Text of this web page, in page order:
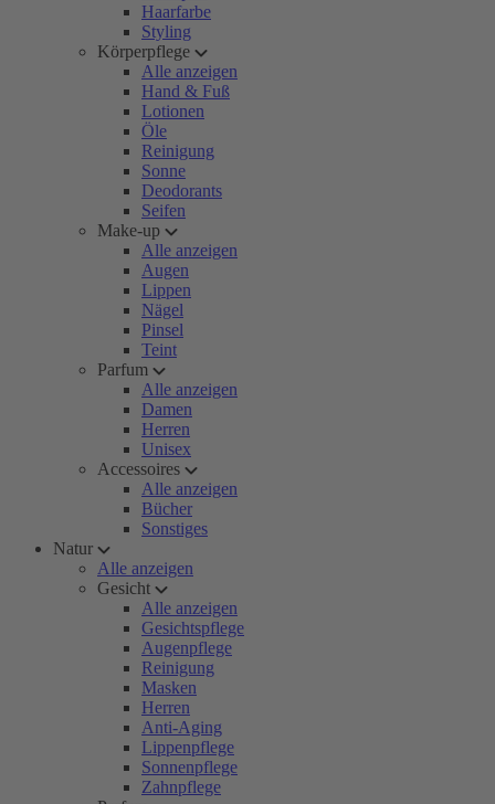
Haarfarbe
Styling
Körperpflege
Alle anzeigen
Hand & Fuß
Lotionen
Öle
Reinigung
Sonne
Deodorants
Seifen
Make-up
Alle anzeigen
Augen
Lippen
Nägel
Pinsel
Teint
Parfum
Alle anzeigen
Damen
Herren
Unisex
Accessoires
Alle anzeigen
Bücher
Sonstiges
Natur
Alle anzeigen
Gesicht
Alle anzeigen
Gesichtspflege
Augenpflege
Reinigung
Masken
Herren
Anti-Aging
Lippenpflege
Sonnenpflege
Zahnpflege